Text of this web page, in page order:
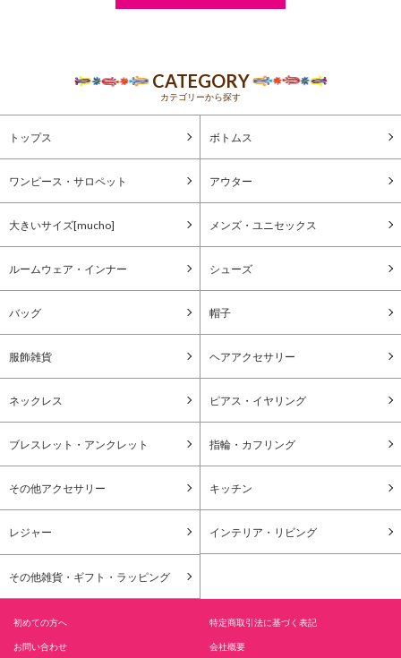
CATEGORY
カテゴリーから探す
トップス ボトムス
ワンピース・サロペット アウター
大きいサイズ[mucho] メンズ・ユニセックス
ルームウェア・インナー シューズ
バッグ 帽子
服飾雑貨 ヘアアクセサリー
ネックレス ピアス・イヤリング
ブレスレット・アンクレット 指輪・カフリング
その他アクセサリー キッチン
レジャー インテリア・リビング
その他雑貨・ギフト・ラッピング
初めての方へ 特定商取引法に基づく表記
お問い合わせ 会社概要